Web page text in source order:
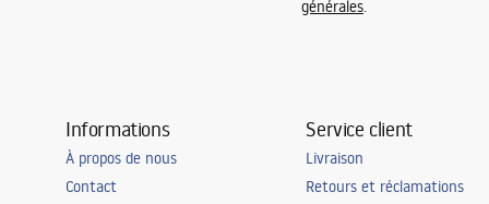
générales.
Informations
À propos de nous
Contact
Service client
Livraison
Retours et réclamations